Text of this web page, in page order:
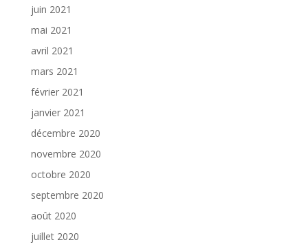
juin 2021
mai 2021
avril 2021
mars 2021
février 2021
janvier 2021
décembre 2020
novembre 2020
octobre 2020
septembre 2020
août 2020
juillet 2020